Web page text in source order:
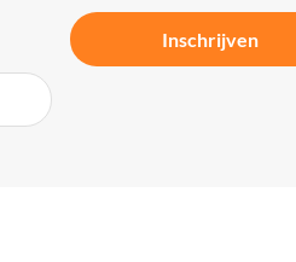
Inschrijven